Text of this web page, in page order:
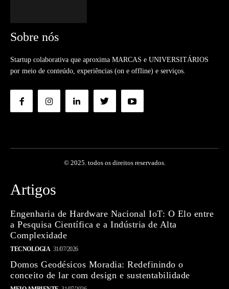
Sobre nós
Startup colaborativa que aproxima MARCAS e UNIVERSITÁRIOS
por meio de conteúdo, experiências (on e offline) e serviços.
© 2025. todos os direitos reservados.
Artigos
Engenharia de Hardware Nacional IoT: O Elo entre
a Pesquisa Científica e a Indústria de Alta
Complexidade
TECNOLOGIA 31/07/2026
Domos Geodésicos Moradia: Redefinindo o
conceito de lar com design e sustentabilidade